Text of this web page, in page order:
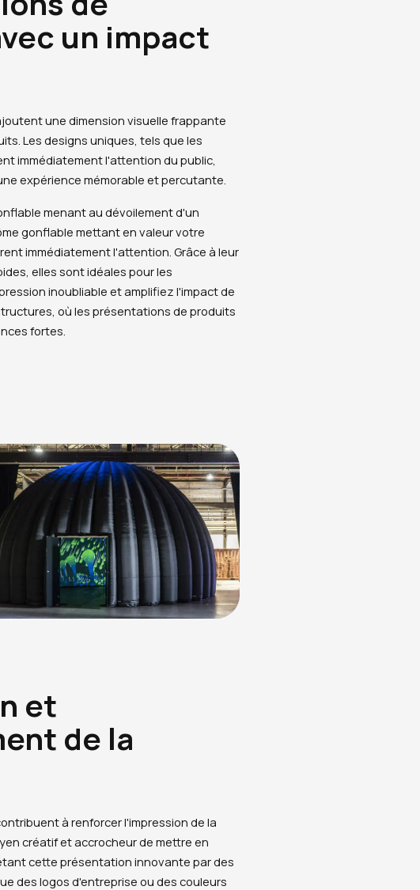
un impact
une dimension visuelle frappante
Les designs uniques, tels que les
immédiatement l'attention du public,
expérience mémorable et percutante.
menant au dévoilement d'un
gonflable mettant en valeur votre
immédiatement l'attention. Grâce à leur
elles sont idéales pour les
inoubliable et amplifiez l'impact de
où les présentations de produits
fortes.
et
de la
à renforcer l'impression de la
créatif et accrocheur de mettre en
cette présentation innovante par des
des logos d'entreprise ou des couleurs